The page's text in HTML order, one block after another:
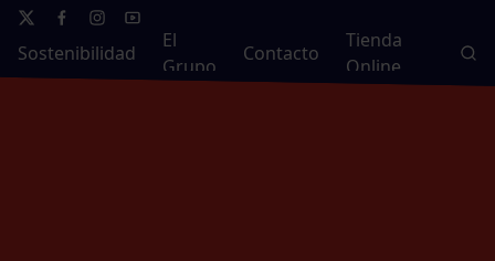
Sostenibilidad
El
Grupo
Contacto
Tienda
Online